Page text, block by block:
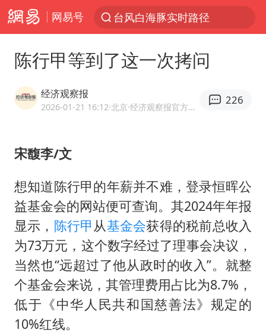
网易号
台风白海豚实时路径
中医教你一招提升气血
四川宜宾市高县4.9级地震致1人死亡
胜宏科技：股票交易异常波动
百花奖开幕式
中巨芯：上半年归母净利润1405.77万元
U17国足点球大战淘汰河床晋级决赛
日本试射“战斧”导弹，国防部回应
陈行甲等到了这一次拷问
经济观察报
2026-01-21 16:12·北京 ·经济观察报官方网易号
226
宋馥李/文
想知道陈行甲的年薪并不难，登录恒晖公
益基金会的网站便可查询。其2024年年报
显示， 陈行甲 从基金会获得的税前总收入
为73万元，这个数字经过了理事会决议，
当然也“远超过了他从政时的收入”。就整
个基金会来说，其管理费用占比为8.7%，
低于《中华人民共和国慈善法》规定的
10%红线。